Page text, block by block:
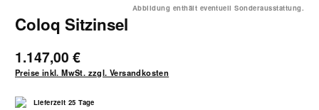
Abbildung enthält eventuell Sonderausstattung.
Coloq Sitzinsel
1.147,00 €
Preise inkl. MwSt. zzgl. Versandkosten
Lieferzeit 25 Tage